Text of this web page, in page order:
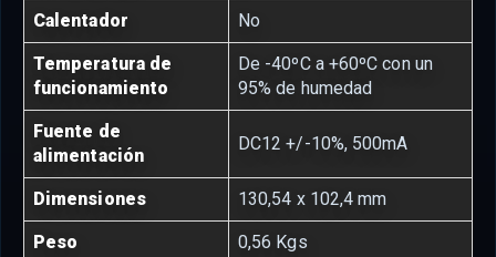
Calentador No
Temperatura de
funcionamiento
De -40ºC a +60ºC con un
95% de humedad
Fuente de
alimentación
DC12 +/-10%, 500mA
Dimensiones 130,54 x 102,4 mm
Peso 0,56 Kgs